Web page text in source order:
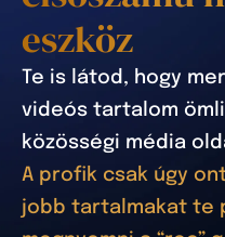
eszköz
Te is látod, hogy
videós tartalom
közösségi média
A profik csak úgy
jobb tartalmakat te